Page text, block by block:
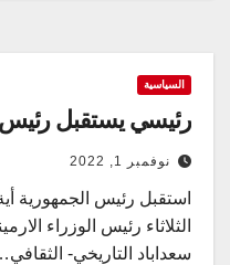
السياسية
رئيسي يستقبل رئيس
نوفمبر 1, 2022
استقبل رئيس الجمهورية
الثلاثاء رئيس الوزراء
سعداباد التاريخي-